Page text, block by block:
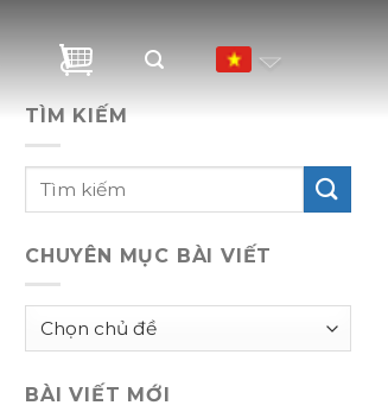
TÌM KIẾM
CHUYÊN MỤC BÀI VIẾT
Chuyên
viết
BÀI VIẾT MỚI